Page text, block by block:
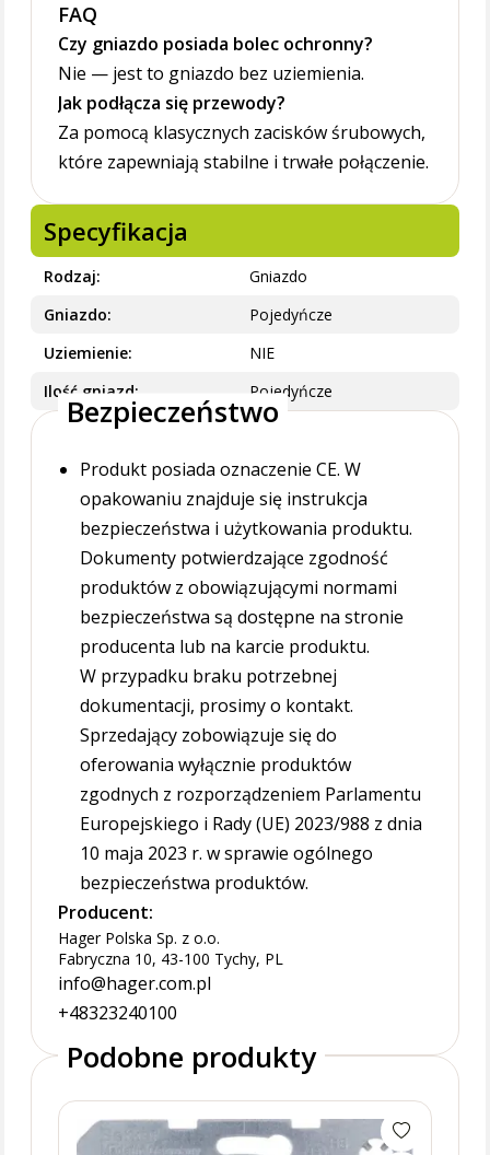
FAQ
Czy gniazdo posiada bolec ochronny?
Nie — jest to gniazdo bez uziemienia.
Jak podłącza się przewody?
Za pomocą klasycznych zacisków śrubowych,
które zapewniają stabilne i trwałe połączenie.
Specyfikacja
Rodzaj
Gniazdo
Gniazdo
Pojedyńcze
Uziemienie
NIE
Ilość gniazd
Pojedyńcze
Bezpieczeństwo
Produkt posiada oznaczenie CE. W
opakowaniu znajduje się instrukcja
bezpieczeństwa i użytkowania produktu.
Dokumenty potwierdzające zgodność
produktów z obowiązującymi normami
bezpieczeństwa są dostępne na stronie
producenta lub na karcie produktu.
W przypadku braku potrzebnej
dokumentacji, prosimy o kontakt.
Sprzedający zobowiązuje się do
oferowania wyłącznie produktów
zgodnych z rozporządzeniem Parlamentu
Europejskiego i Rady (UE) 2023/988 z dnia
10 maja 2023 r. w sprawie ogólnego
bezpieczeństwa produktów.
Producent:
Hager Polska Sp. z o.o.
Fabryczna 10, 43-100 Tychy, PL
info@hager.com.pl
+48323240100
Podobne produkty